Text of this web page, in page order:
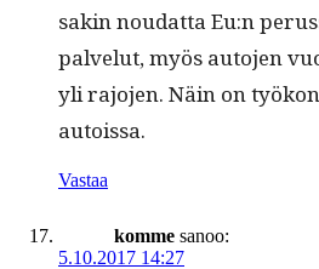
sakin nou­dat­ta Eu:n
palve­lut, myös auto­jen
yli rajo­jen. Näin on
autoissa.
Vastaa
komme sanoo:
5.10.2017 14:27